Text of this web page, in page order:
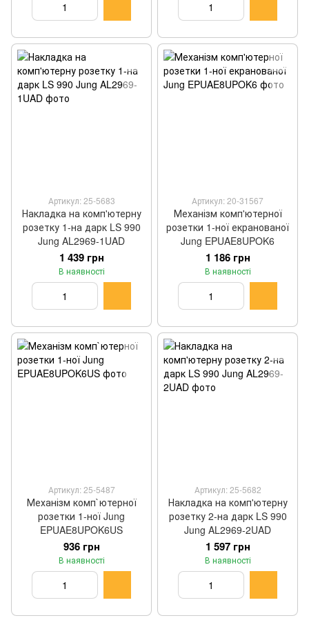
Артикул: 25-5683
Накладка на комп'ютерну
розетку 1-на дарк LS 990
Jung AL2969-1UAD
1 439 грн
В наявності
Артикул: 20-31567
Механізм комп'ютерної
розетки 1-ної екранованої
Jung EPUAE8UPOK6
1 186 грн
В наявності
Артикул: 25-5487
Механізм комп`ютерної
розетки 1-ної Jung
EPUAE8UPOK6US
936 грн
В наявності
Артикул: 25-5682
Накладка на комп'ютерну
розетку 2-на дарк LS 990
Jung AL2969-2UAD
1 597 грн
В наявності